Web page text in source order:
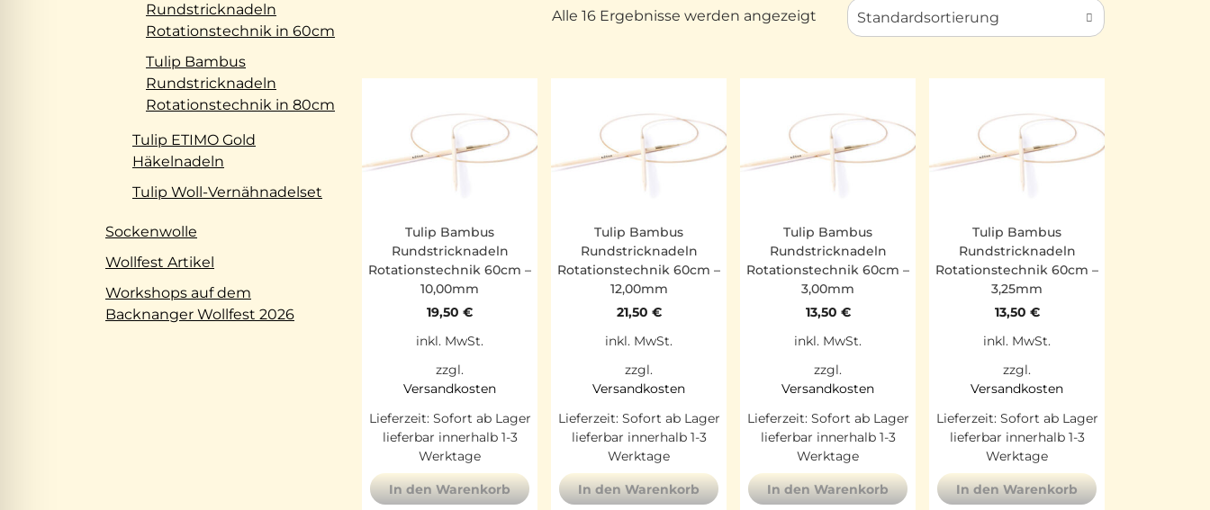
Alle 16 Ergebnisse werden angezeigt Standardsortierung
Tulip Bambus
Rundstricknadeln
Rotationstechnik 60cm –
10,00mm
19,50 €
inkl. MwSt.
zzgl.
Versandkosten
Lieferzeit: Sofort ab Lager
lieferbar innerhalb 1-3
Werktage
In den Warenkorb
Tulip Bambus
Rundstricknadeln
Rotationstechnik 60cm –
12,00mm
21,50 €
inkl. MwSt.
zzgl.
Versandkosten
Lieferzeit: Sofort ab Lager
lieferbar innerhalb 1-3
Werktage
In den Warenkorb
Tulip Bambus
Rundstricknadeln
Rotationstechnik 60cm –
3,00mm
13,50 €
inkl. MwSt.
zzgl.
Versandkosten
Lieferzeit: Sofort ab Lager
lieferbar innerhalb 1-3
Werktage
In den Warenkorb
Tulip Bambus
Rundstricknadeln
Rotationstechnik 60cm –
3,25mm
13,50 €
inkl. MwSt.
zzgl.
Versandkosten
Lieferzeit: Sofort ab Lager
lieferbar innerhalb 1-3
Werktage
In den Warenkorb
Rundstricknadeln
Rotationstechnik in 60cm
Tulip Bambus
Rundstricknadeln
Rotationstechnik in 80cm
Tulip ETIMO Gold
Häkelnadeln
Tulip Woll-Vernähnadelset
Sockenwolle
Wollfest Artikel
Workshops auf dem
Backnanger Wollfest 2026